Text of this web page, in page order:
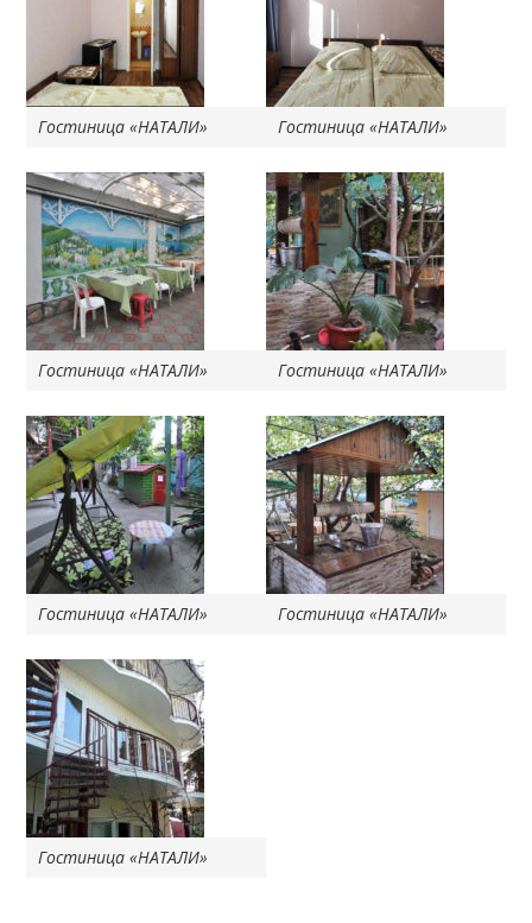
Гостиница «НАТАЛИ» Гостиница «НАТАЛИ»
Гостиница «НАТАЛИ» Гостиница «НАТАЛИ»
Гостиница «НАТАЛИ» Гостиница «НАТАЛИ»
Гостиница «НАТАЛИ»